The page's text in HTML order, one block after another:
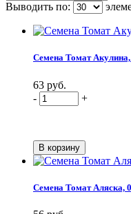
Выводить по:
Семена Томат
63 руб.
-
+
Семена Томат Аляска,